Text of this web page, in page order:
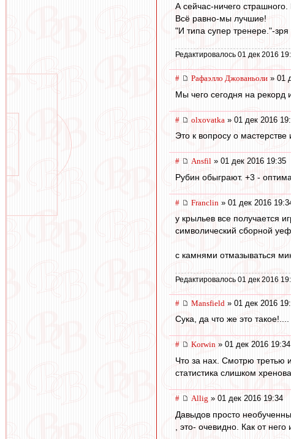
А сейчас-ничего
Всё равно-мы лучшие!
"И типа супер тренере."-зря
Редактировалось 01 дек 2016
# Рафаэлло Джованьоли » 01
Мы чего сегодня на рекорд
# olxovatka » 01 дек 2016
Это к вопросу о
# Ansfil » 01 дек 2016 19:35
Рубин обыграют. +3 -
# Franclin » 01 дек 2016
у крыльев все получается
символический сборной
с камнями отмазываться
Редактировалось 01 дек 2016
# Mansfield » 01 дек 2016
Сука, да что же это такое!....
# Korwin » 01 дек 2016 19:34
Что за нах. Смотрю третью
статистика слишком
# Allig » 01 дек 2016 19:34
Давыдов просто
, это- очевидно. Как от